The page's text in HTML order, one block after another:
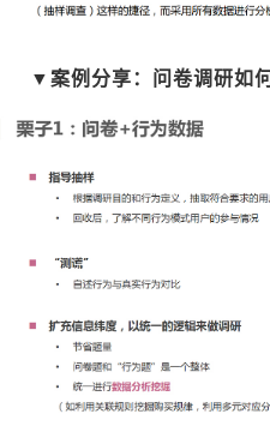
▼案例分享：问卷调研如